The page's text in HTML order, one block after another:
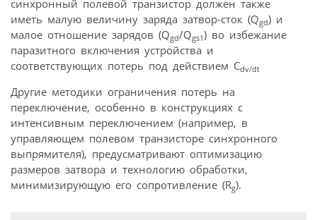
синхронный полевой транзистор должен также
иметь малую величину заряда затвор-сток (Qgd) и
малое отношение зарядов (Qgd/Qgs1) во избежание
паразитного включения устройства и
соответствующих потерь под действием Cdv/dt
Другие методики ограничения потерь на
переключение, особенно в конструкциях с
интенсивным переключением (например, в
управляющем полевом транзисторе синхронного
выпрямителя), предусматривают оптимизацию
размеров затвора и технологию обработки,
минимизирующую его сопротивление (Rg).